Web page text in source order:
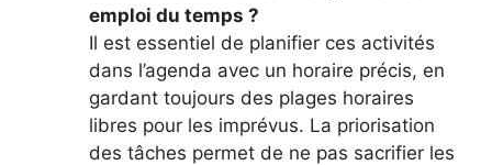
emploi du temps ?
Il est essentiel de planifier ces activités
dans l’agenda avec un horaire précis, en
gardant toujours des plages horaires
libres pour les imprévus. La priorisation
des tâches permet de ne pas sacrifier les